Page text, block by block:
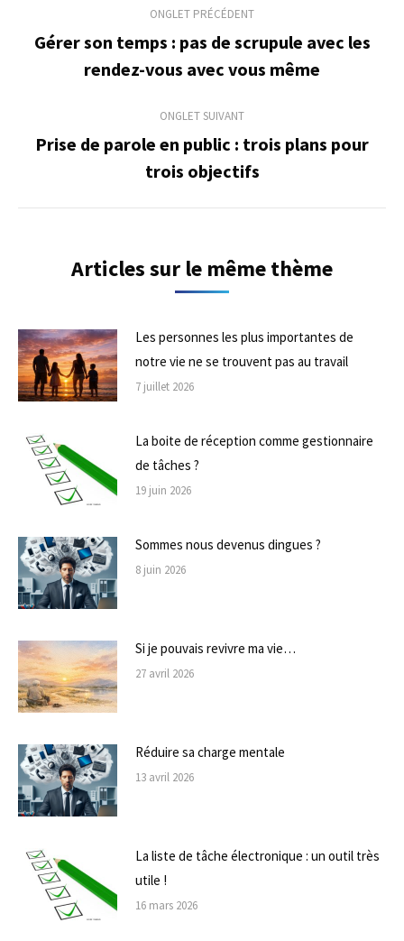
de
commentaire
ONGLET PRÉCÉDENT
Onglet
précédent
Gérer son temps : pas de scrupule avec les
rendez-vous avec vous même
ONGLET SUIVANT
Onglet
suivant
Prise de parole en public : trois plans pour
trois objectifs
Articles sur le même thème
Les personnes les plus importantes de
notre vie ne se trouvent pas au travail
7 juillet 2026
La boite de réception comme gestionnaire
de tâches ?
19 juin 2026
Sommes nous devenus dingues ?
8 juin 2026
Si je pouvais revivre ma vie…
27 avril 2026
Réduire sa charge mentale
13 avril 2026
La liste de tâche électronique : un outil très
utile !
16 mars 2026